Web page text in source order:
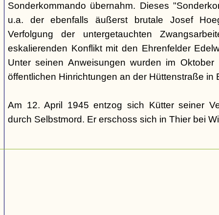
Sonderkommando übernahm. Dieses
u.a. der ebenfalls äußerst brutale Josef
Verfolgung der untergetauchten
eskalierenden Konflikt mit den Ehrenfelder
Unter seinen Anweisungen wurden im
öffentlichen Hinrichtungen an der Hüttenstraße in
Am 12. April 1945 entzog sich Kütter seiner
durch Selbstmord. Er erschoss sich in Thier bei